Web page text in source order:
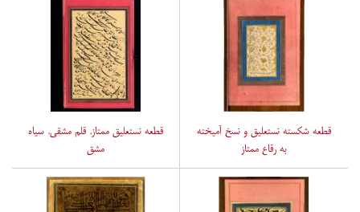
قطعه شکسته نستعلیق و نسخ آمیخته
به رقاع ممتاز
قطعه نستعلیق ممتاز. قلم مشقی. سیاه
مشق